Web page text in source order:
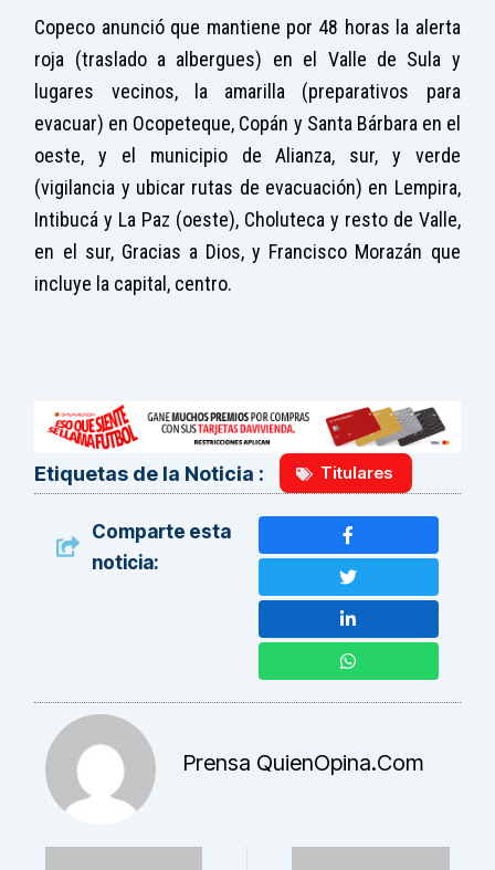
Copeco anunció que mantiene por 48 horas la alerta
roja (traslado a albergues) en el Valle de Sula y
lugares vecinos, la amarilla (preparativos para
evacuar) en Ocopeteque, Copán y Santa Bárbara en el
oeste, y el municipio de Alianza, sur, y verde
(vigilancia y ubicar rutas de evacuación) en Lempira,
Intibucá y La Paz (oeste), Choluteca y resto de Valle,
en el sur, Gracias a Dios, y Francisco Morazán que
incluye la capital, centro.
Etiquetas de la Noticia : Titulares
Comparte esta
noticia:
Prensa QuienOpina.com